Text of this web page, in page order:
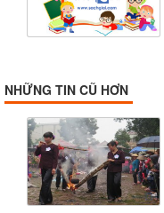
NHỮNG TIN CŨ HƠN